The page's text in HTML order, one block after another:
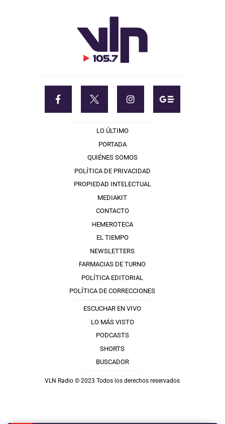
LO ÚLTIMO
PORTADA
QUIÉNES SOMOS
POLÍTICA DE PRIVACIDAD
PROPIEDAD INTELECTUAL
MEDIAKIT
CONTACTO
HEMEROTECA
EL TIEMPO
NEWSLETTERS
FARMACIAS DE TURNO
POLÍTICA EDITORIAL
POLÍTICA DE CORRECCIONES
ESCUCHAR EN VIVO
LO MÁS VISTO
PODCASTS
SHORTS
BUSCADOR
VLN Radio © 2023 Todos los derechos reservados